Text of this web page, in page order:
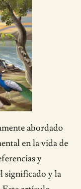
abordado
en la vida de
y
significado y la